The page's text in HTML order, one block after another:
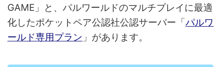
GAME」と、パルワールドのマルチプレイに最適
化したポケットペア公認社公認サーバー「パルワ
ールド専用プラン 」があります。